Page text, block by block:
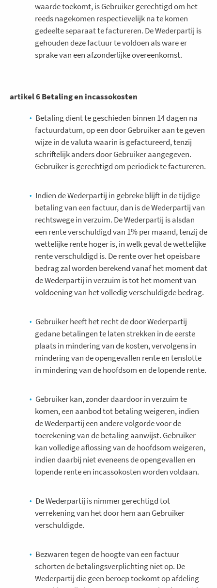
waarde toekomt, is Gebruiker gerechtigd om het
reeds nagekomen respectievelijk na te komen
gedeelte separaat te factureren. De Wederpartij is
gehouden deze factuur te voldoen als ware er
sprake van een afzonderlijke overeenkomst.
artikel 6 Betaling en incassokosten
Betaling dient te geschieden binnen 14 dagen na
factuurdatum, op een door Gebruiker aan te geven
wijze in de valuta waarin is gefactureerd, tenzij
schriftelijk anders door Gebruiker aangegeven.
Gebruiker is gerechtigd om periodiek te factureren.
Indien de Wederpartij in gebreke blijft in de tijdige
betaling van een factuur, dan is de Wederpartij van
rechtswege in verzuim. De Wederpartij is alsdan
een rente verschuldigd van 1% per maand, tenzij de
wettelijke rente hoger is, in welk geval de wettelijke
rente verschuldigd is. De rente over het opeisbare
bedrag zal worden berekend vanaf het moment dat
de Wederpartij in verzuim is tot het moment van
voldoening van het volledig verschuldigde bedrag.
Gebruiker heeft het recht de door Wederpartij
gedane betalingen te laten strekken in de eerste
plaats in mindering van de kosten, vervolgens in
mindering van de opengevallen rente en tenslotte
in mindering van de hoofdsom en de lopende rente.
Gebruiker kan, zonder daardoor in verzuim te
komen, een aanbod tot betaling weigeren, indien
de Wederpartij een andere volgorde voor de
toerekening van de betaling aanwijst. Gebruiker
kan volledige aflossing van de hoofdsom weigeren,
indien daarbij niet eveneens de opengevallen en
lopende rente en incassokosten worden voldaan.
De Wederpartij is nimmer gerechtigd tot
verrekening van het door hem aan Gebruiker
verschuldigde.
Bezwaren tegen de hoogte van een factuur
schorten de betalingsverplichting niet op. De
Wederpartij die geen beroep toekomt op afdeling